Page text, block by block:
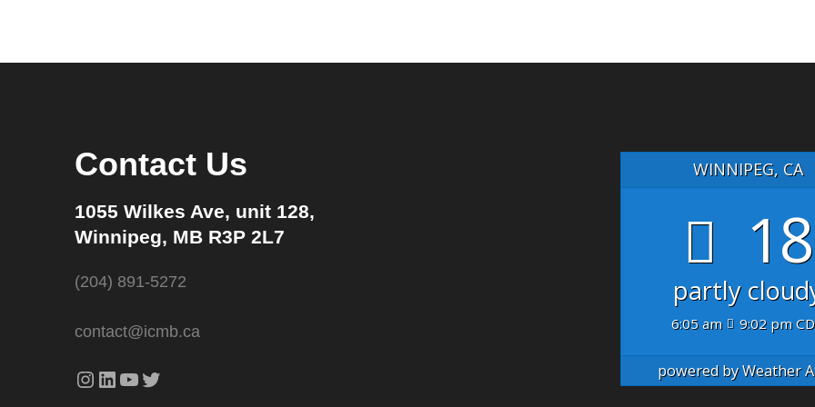
Contact Us
1055 Wilkes Ave, unit 128,
Winnipeg, MB R3P 2L7
(204) 891-5272
contact@icmb.ca
Instagram
LinkedIn
YouTube
Twitter
WINNIPEG, CA
partly
6:05 am 9:02 pm
powered byWeather